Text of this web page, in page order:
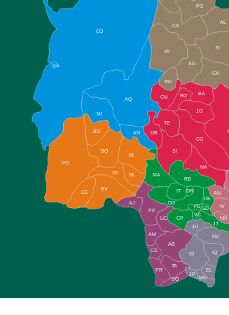
CO
AQ
MI
AN
CX
RI
AL
FI
SG
BA
CA
RO
JG
CG
SI
NA
NH
JT
RB
MA
IT
DR
DO
CP
JU
NV
IQ
EL
BD
BO
NI
JD
PO
BV
CC
PP
AJ
LC
AM
AB
JP
DB
TE
CS
PR
TA
SQ
IG
MN
RN
CN
GL
AN
IV
FS
VC
GD
DE
PG
LA